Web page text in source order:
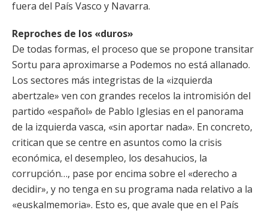
fuera del País Vasco y Navarra.
Reproches de los «duros»
De todas formas, el proceso que se propone transitar
Sortu para aproximarse a Podemos no está allanado.
Los sectores más integristas de la «izquierda
abertzale» ven con grandes recelos la intromisión del
partido «español» de Pablo Iglesias en el panorama
de la izquierda vasca, «sin aportar nada». En concreto,
critican que se centre en asuntos como la crisis
económica, el desempleo, los desahucios, la
corrupción…, pase por encima sobre el «derecho a
decidir», y no tenga en su programa nada relativo a la
«euskalmemoria». Esto es, que avale que en el País